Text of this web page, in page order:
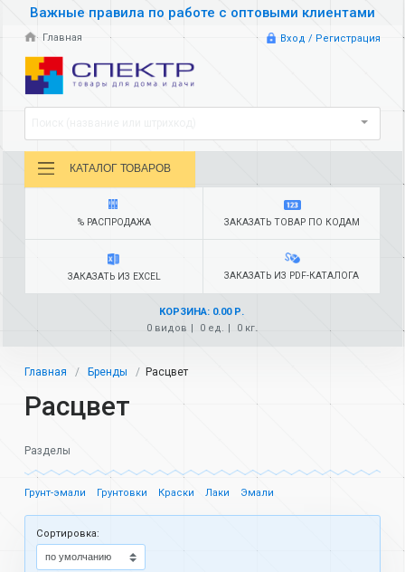
Важные правила по работе с оптовыми клиентами
Главная Вход / Регистрация
КАТАЛОГ ТОВАРОВ
% РАСПРОДАЖА ЗАКАЗАТЬ ТОВАР ПО КОДАМ
ЗАКАЗАТЬ ИЗ EXCEL ЗАКАЗАТЬ ИЗ PDF-КАТАЛОГА
КОРЗИНА: 0.00 Р.
0 видов
0 ед. 0 кг.
Главная Бренды Расцвет
Расцвет
Разделы
Грунт-эмали Грунтовки Краски Лаки Эмали
Cортировка: